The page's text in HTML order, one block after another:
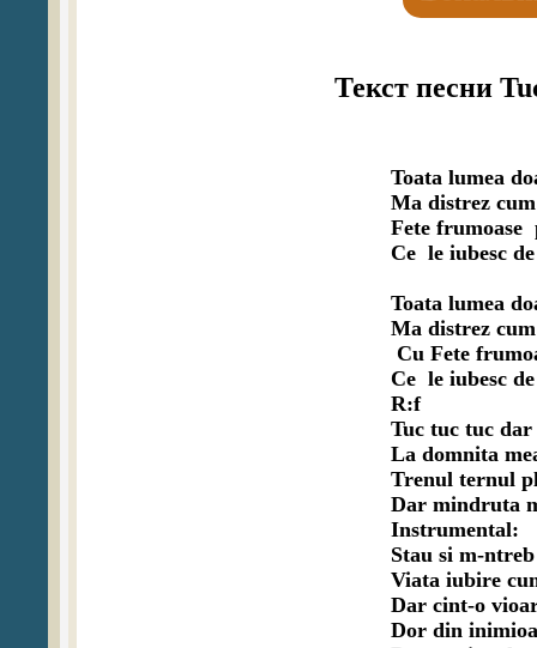
Текст песни
Toata lumea
Ma distrez
Fete frumoase
Ce  le iubesc
Toata lumea
Ma distrez
Cu Fete
Ce  le iubesc
R:f
Tuc tuc tuc dar
La domnita
Trenul ternul
Dar mindruta
Instrumental:
Stau si m-
Viata iubire
Dar cint-o
Dor din